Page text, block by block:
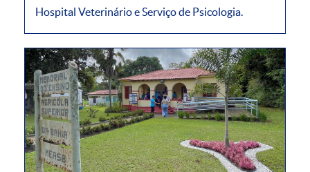
Hospital Veterinário e Serviço de Psicologia.